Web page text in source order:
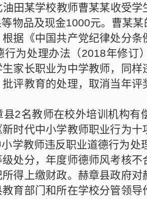
田某学校教师曹某某收受
物品及现金1000元。曹某
据《中国共产党纪律处分条
行为处理办法（2018年修订
家长职业为中学教师，同
评教育的处理，取消当年
县2名教师在校外培训机构有
时代中小学教师职业行为
学教师违反职业道德行为处
处分，年度师德师风考核
得上缴财政。赫章县政府
育部门和所在学校分管领